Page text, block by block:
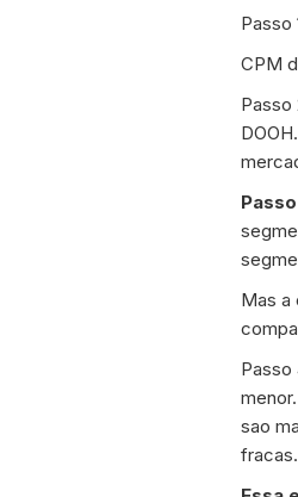
Passo
CPM
Passo
Mas a
Passo
sao
fracas.